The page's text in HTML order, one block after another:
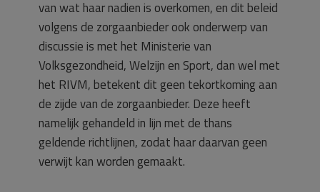
van wat haar nadien is overkomen, en dit beleid
volgens de zorgaanbieder ook onderwerp van
discussie is met het Ministerie van
Volksgezondheid, Welzijn en Sport, dan wel met
het RIVM, betekent dit geen tekortkoming aan
de zijde van de zorgaanbieder. Deze heeft
namelijk gehandeld in lijn met de thans
geldende richtlijnen, zodat haar daarvan geen
verwijt kan worden gemaakt.